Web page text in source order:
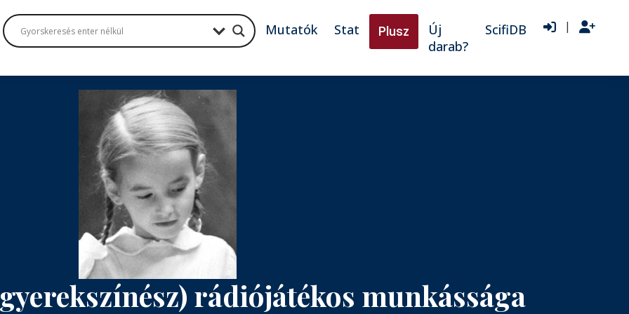
Mutatók Stat Plusz
Új
darab?
ScifiDB |
rádiójátékos munkássága